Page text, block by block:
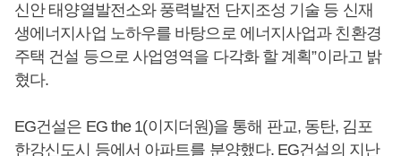
신안 태양열발전소와 풍력발전 단지조성 기술 등 신재
생에너지사업 노하우를 바탕으로 에너지사업과 친환경
주택 건설 등으로 사업영역을 다각화 할 계획”이라고 밝
혔다.
EG건설은 EG the 1(이지더원)을 통해 판교, 동탄, 김포
한강신도시 등에서 아파트를 분양했다. EG건설의 지난